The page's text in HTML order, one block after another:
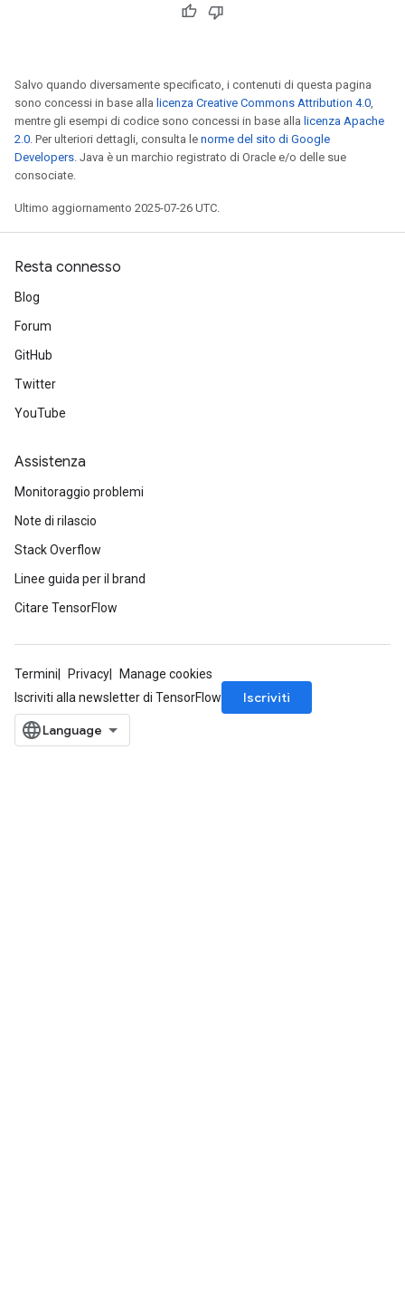
Salvo quando diversamente specificato, i contenuti di questa pagina
sono concessi in base alla licenza Creative Commons Attribution 4.0,
mentre gli esempi di codice sono concessi in base alla licenza Apache
2.0. Per ulteriori dettagli, consulta le norme del sito di Google
Developers. Java è un marchio registrato di Oracle e/o delle sue
consociate.
Ultimo aggiornamento 2025-07-26 UTC.
Resta connesso
Blog
Forum
GitHub
Twitter
YouTube
Assistenza
Monitoraggio problemi
Note di rilascio
Stack Overflow
Linee guida per il brand
Citare TensorFlow
Termini Privacy
Manage cookies
Iscriviti alla newsletter di TensorFlow
Iscriviti